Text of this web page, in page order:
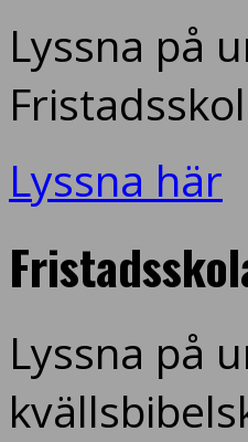
Lyssna på
Lyssna här
Lyssna på